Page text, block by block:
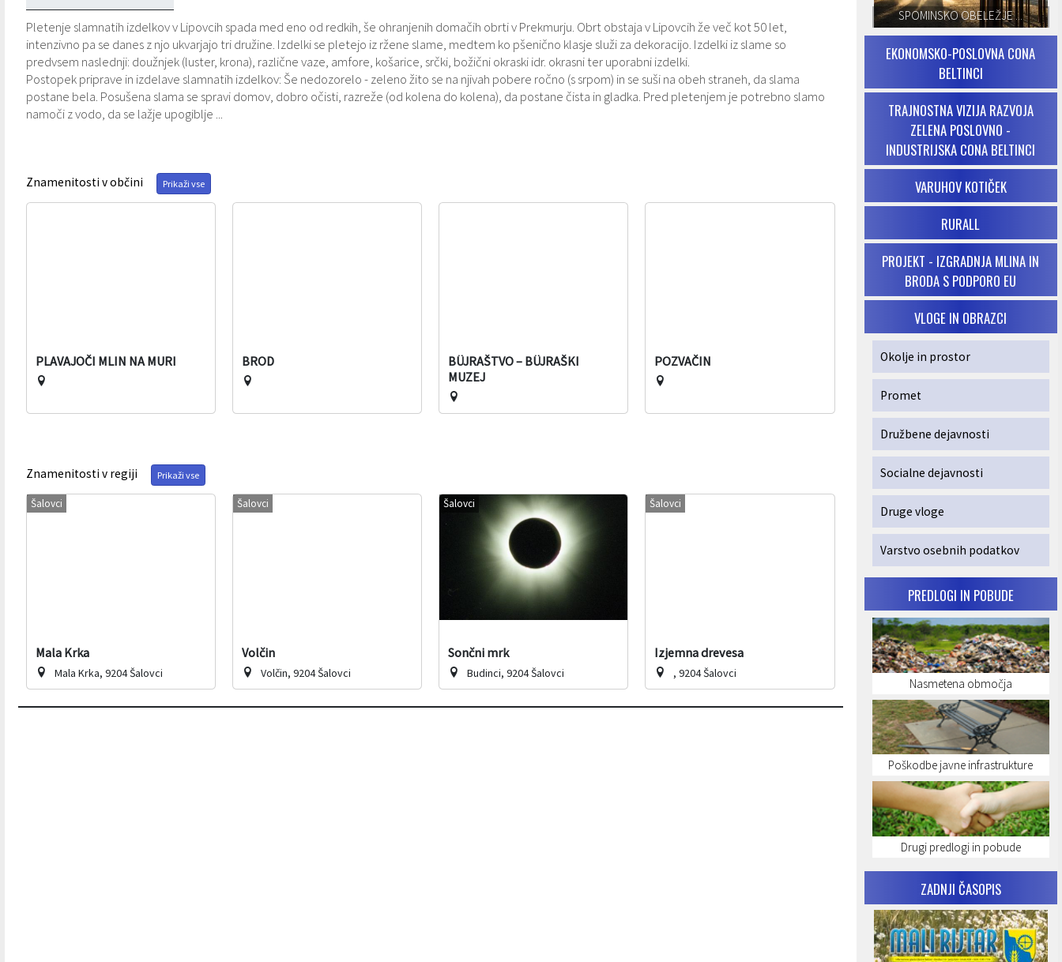
Pletenje slamnatih izdelkov v Lipovcih spada med eno od redkih, še ohranjenih domačih obrti v Prekmurju. Obrt obstaja v Lipovcih že več kot 50 let,
intenzivno pa se danes z njo ukvarjajo tri družine. Izdelki se pletejo iz ržene slame, medtem ko pšenično klasje služi za dekoracijo. Izdelki iz slame so
predvsem naslednji: doužnjek (luster, krona), različne vaze, amfore, košarice, srčki, božični okraski idr. okrasni ter uporabni izdelki.
Postopek priprave in izdelave slamnatih izdelkov: Še nedozorelo - zeleno žito se na njivah pobere ročno (s srpom) in se suši na obeh straneh, da slama
postane bela. Posušena slama se spravi domov, dobro očisti, razreže (od kolena do kolena), da postane čista in gladka. Pred pletenjem je potrebno slamo
namoči z vodo, da se lažje upogiblje ...
Znamenitosti v občini Prikaži vse
PLAVAJOČI MLIN NA MURI BROD
BÜJRAŠTVO – BÜJRAŠKI
MUZEJ
POZVAČIN
Znamenitosti v regiji Prikaži vse
Šalovci
Mala Krka
Mala Krka, 9204 Šalovci
Šalovci
Volčin
Volčin, 9204 Šalovci
Šalovci
Sončni mrk
Budinci, 9204 Šalovci
Šalovci
Izjemna drevesa
, 9204 Šalovci
SPOMINSKO OBELEŽJE ...
EKONOMSKO-POSLOVNA CONA
BELTINCI
TRAJNOSTNA VIZIJA RAZVOJA
ZELENA POSLOVNO -
INDUSTRIJSKA CONA BELTINCI
VARUHOV KOTIČEK
RURALL
PROJEKT - IZGRADNJA MLINA IN
BRODA S PODPORO EU
VLOGE IN OBRAZCI
Okolje in prostor
Promet
Družbene dejavnosti
Socialne dejavnosti
Druge vloge
Varstvo osebnih podatkov
PREDLOGI IN POBUDE
Nasmetena območja
Poškodbe javne infrastrukture
Drugi predlogi in pobude
ZADNJI ČASOPIS
Varstvo osebnih podatkov
Informacije javnega značaja
Občinski časopis "Mali Rijtar"
Občinski predpisi
Galerija slik
Projekti občine
Druge koristne povezave